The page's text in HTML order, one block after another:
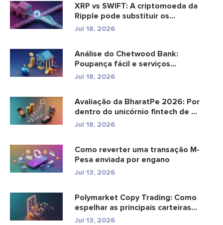
XRP vs SWIFT: A criptomoeda da
Ripple pode substituir os
pagamento...
Jul 18, 2026
Análise do Chetwood Bank:
Poupança fácil e serviços
bancários...
Jul 18, 2026
Avaliação da BharatPe 2026: Por
dentro do unicórnio fintech de ...
Jul 18, 2026
Como reverter uma transação M-
Pesa enviada por engano
Jul 13, 2026
Polymarket Copy Trading: Como
espelhar as principais carteiras
com...
Jul 13, 2026